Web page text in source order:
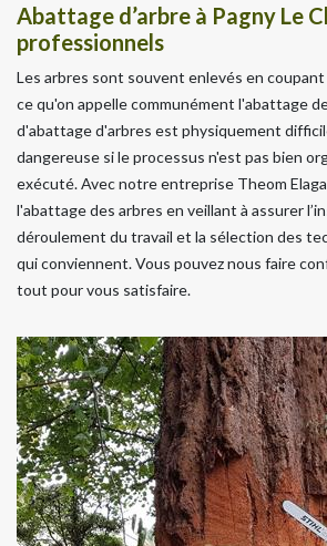
Abattage d’arbre à Pagny Le
professionnels
Les arbres sont souvent enlevés en coupant
ce qu'on appelle communément l'abattage
d'abattage d'arbres est physiquement
dangereuse si le processus n'est pas bien
exécuté. Avec notre entreprise Theom
l'abattage des arbres en veillant à assurer
déroulement du travail et la sélection des
qui conviennent. Vous pouvez nous faire
tout pour vous satisfaire.